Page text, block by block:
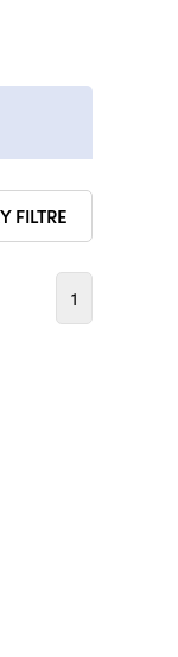
FILTRE
1